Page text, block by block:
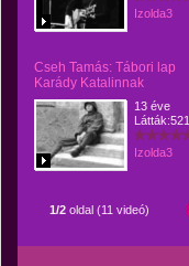
Izolda3
Cseh Tamás: Tábori lap
Karády Katalinnak
13 éve
Látták:521
Izolda3
1/2oldal (11 videó)